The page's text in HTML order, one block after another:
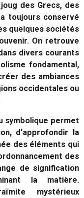
des Grecs, des
toujours conservé
quelques sociétés
On retrouve
divers courants
fondamental,
des ambiances
occidentales ou
symbolique permet
d’approfondir la
des éléments qui
des
de signification
la matière.
mystérieux